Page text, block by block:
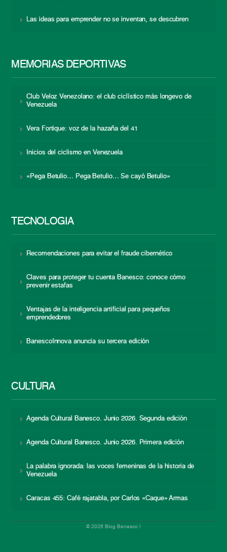
Las ideas para emprender no se inventan, se descubren
MEMORIAS DEPORTIVAS
Club Veloz Venezolano: el club ciclístico más longevo de
Venezuela
Vera Fortique: voz de la hazaña del 41
Inicios del ciclismo en Venezuela
«Pega Betulio… Pega Betulio… Se cayó Betulio»
TECNOLOGÍA
Recomendaciones para evitar el fraude cibernético
Claves para proteger tu cuenta Banesco: conoce cómo
prevenir estafas
Ventajas de la inteligencia artificial para pequeños
emprendedores
BanescoInnova anuncia su tercera edición
CULTURA
Agenda Cultural Banesco. Junio 2026. Segunda edición
Agenda Cultural Banesco. Junio 2026. Primera edición
La palabra ignorada: las voces femeninas de la historia de
Venezuela
Caracas 455: Café rajatabla, por Carlos «Caque» Armas
© 2026 Blog Banesco |